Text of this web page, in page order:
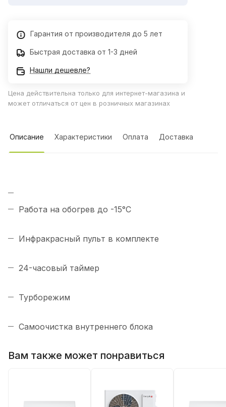
Гарантия от производителя до 5 лет
Быстрая доставка от 1-3 дней
Нашли дешевле?
Цена действительна только для интернет-магазина и
может отличаться от цен в розничных магазинах
Описание Характеристики Оплата Доставка
Работа на обогрев до -15°C
Инфракрасный пульт в комплекте
24-часовый таймер
Турборежим
Самоочистка внутреннего блока
Вам также может понравиться